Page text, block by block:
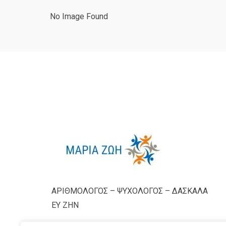
No Image Found
ΑΡΙΘΜΟΛΟΓΟΣ – ΨΥΧΟΛΟΓΟΣ – ΔΑΣΚΑΛΑ
ΕΥ ΖΗΝ